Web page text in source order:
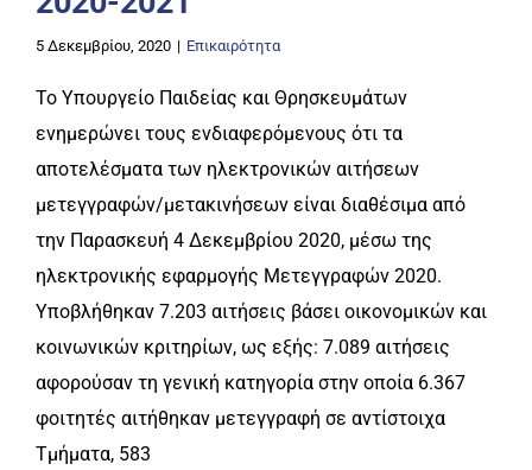
5 Δεκεμβρίου, 2020 | Επικαιρότητα
Το Υπουργείο Παιδείας και Θρησκευμάτων
ενημερώνει τους ενδιαφερόμενους ότι τα
αποτελέσματα των ηλεκτρονικών αιτήσεων
μετεγγραφών/μετακινήσεων είναι διαθέσιμα από
την Παρασκευή 4 Δεκεμβρίου 2020, μέσω της
ηλεκτρονικής εφαρμογής Μετεγγραφών 2020.
Υποβλήθηκαν 7.203 αιτήσεις βάσει οικονομικών και
κοινωνικών κριτηρίων, ως εξής: 7.089 αιτήσεις
αφορούσαν τη γενική κατηγορία στην οποία 6.367
φοιτητές αιτήθηκαν μετεγγραφή σε αντίστοιχα
Τμήματα, 583